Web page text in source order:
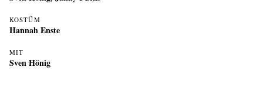
KOSTÜM
Hannah Enste
MIT
Sven Hönig